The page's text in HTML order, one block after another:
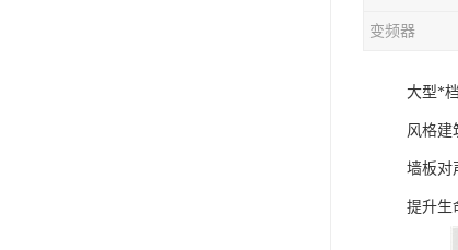
变频器
大型*
风格建
墙板对
提升生